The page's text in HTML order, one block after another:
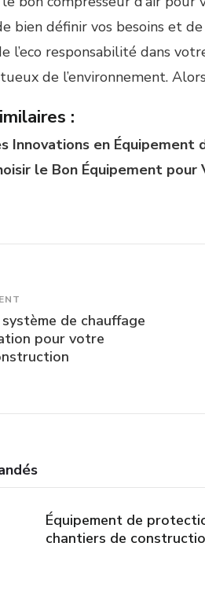
bien définir vos besoins et
l’eco responsabilité dans
de l’environnement.
:
Innovations en Équipement
le Bon Équipement
de chauffage
pour votre
Équipement de
chantiers de